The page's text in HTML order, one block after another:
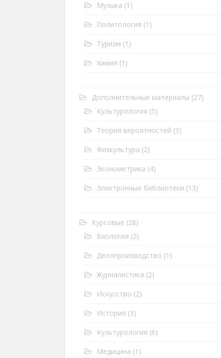
Музыка (1)
Политология (1)
Туризм (1)
Химия (1)
Дополнительные материалы (27)
Культурология (5)
Теория вероятностей (3)
Физкультура (2)
Эконометрика (4)
Электронные библиотеки (13)
Курсовые (28)
Биология (2)
Делопроизводство (1)
Журналистика (2)
Искусство (2)
История (3)
Культурология (6)
Медицина (1)